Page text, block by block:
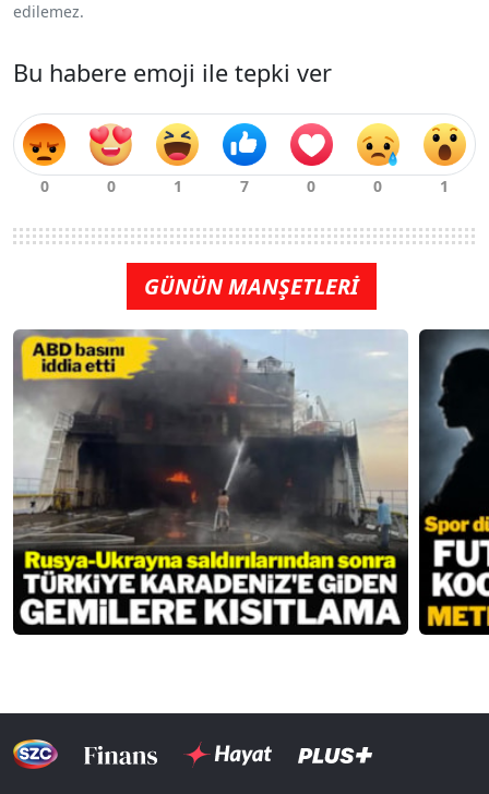
edilemez.
Bu habere emoji ile tepki ver
GÜNÜN MANŞETLERİ